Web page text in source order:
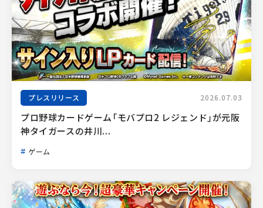
プレスリリース 2026.07.03
プロ野球カードゲーム「モバプロ2 レジェンド」が元阪
神タイガースの井川...
ゲーム